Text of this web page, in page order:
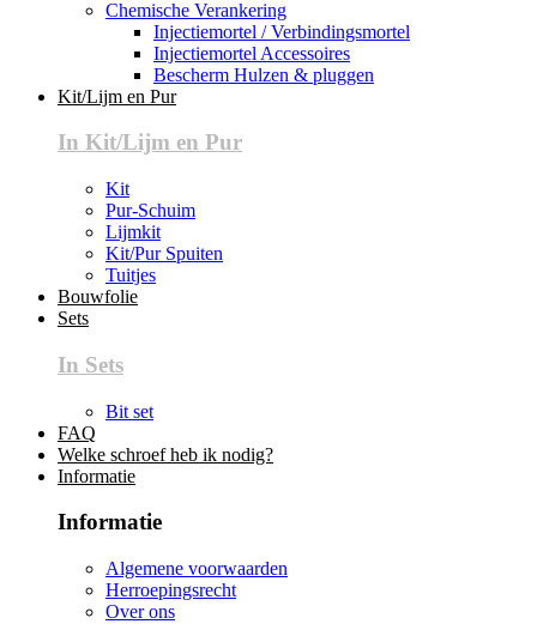
Chemische Verankering
Injectiemortel / Verbindingsmortel
Injectiemortel Accessoires
Bescherm Hulzen & pluggen
Kit/Lijm en Pur
In Kit/Lijm en Pur
Kit
Pur-Schuim
Lijmkit
Kit/Pur Spuiten
Tuitjes
Bouwfolie
Sets
In Sets
Bit set
FAQ
Welke schroef heb ik nodig?
Informatie
Informatie
Algemene voorwaarden
Herroepingsrecht
Over ons